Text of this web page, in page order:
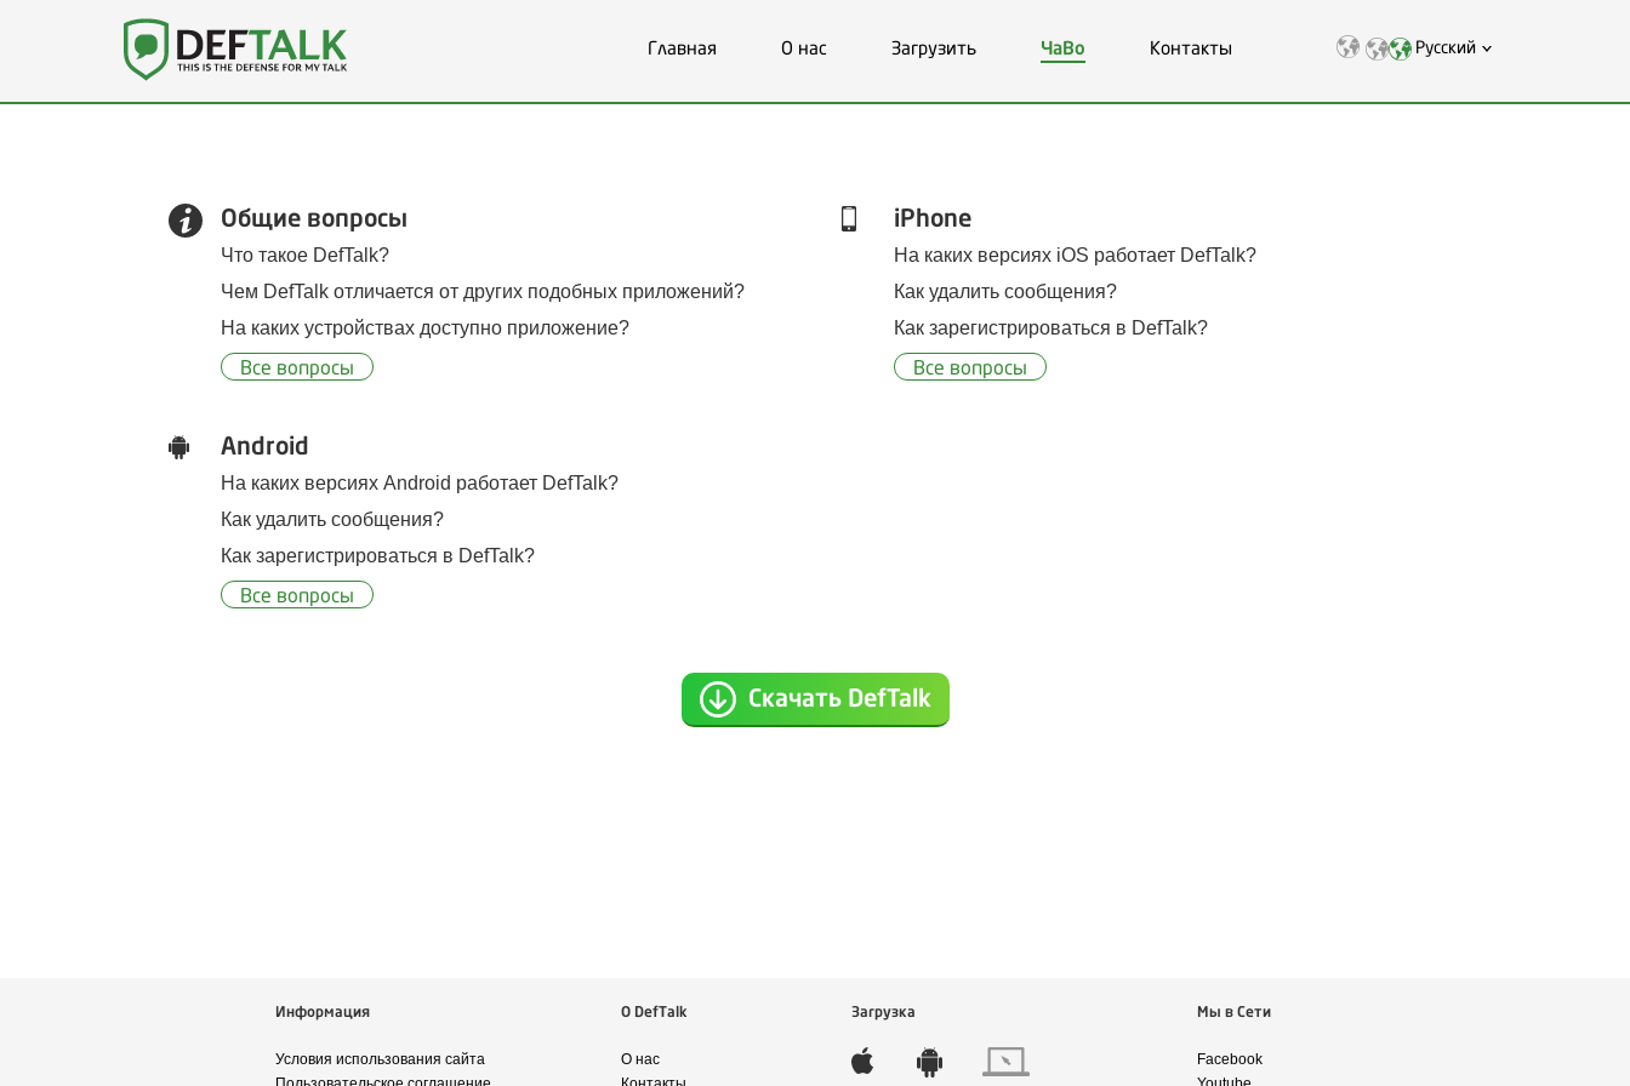
Главная О нас Загрузить ЧаВо Контакты Русский
Общие вопросы
Что такое DefTalk?
Чем DefTalk отличается от других подобных приложений?
На каких устройствах доступно приложение?
Все вопросы
iPhone
На каких версиях iOS работает DefTalk?
Как удалить сообщения?
Как зарегистрироваться в DefTalk?
Все вопросы
Android
На каких версиях Android работает DefTalk?
Как удалить сообщения?
Как зарегистрироваться в DefTalk?
Все вопросы
Скачать DefTalk
Информация
Условия использования сайта
О DefTalk
О нас
Загрузка Мы в Сети
Facebook